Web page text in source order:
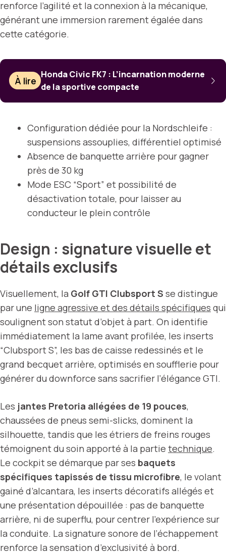
renforce l’agilité et la connexion à la mécanique,
générant une immersion rarement égalée dans
cette catégorie.
À lire
Honda Civic FK7 : L’incarnation moderne
de la sportive compacte
Configuration dédiée pour la Nordschleife :
suspensions assouplies, différentiel optimisé
Absence de banquette arrière pour gagner
près de 30 kg
Mode ESC “Sport” et possibilité de
désactivation totale, pour laisser au
conducteur le plein contrôle
Design : signature visuelle et
détails exclusifs
Visuellement, la Golf GTI Clubsport S se distingue
par une ligne agressive et des détails spécifiques qui
soulignent son statut d’objet à part. On identifie
immédiatement la lame avant profilée, les inserts
“Clubsport S”, les bas de caisse redessinés et le
grand becquet arrière, optimisés en soufflerie pour
générer du downforce sans sacrifier l’élégance GTI.
Les jantes Pretoria allégées de 19 pouces,
chaussées de pneus semi-slicks, dominent la
silhouette, tandis que les étriers de freins rouges
témoignent du soin apporté à la partie technique.
Le cockpit se démarque par ses baquets
spécifiques tapissés de tissu microfibre, le volant
gainé d’alcantara, les inserts décoratifs allégés et
une présentation dépouillée : pas de banquette
arrière, ni de superflu, pour centrer l’expérience sur
la conduite. La signature sonore de l’échappement
renforce la sensation d’exclusivité à bord.